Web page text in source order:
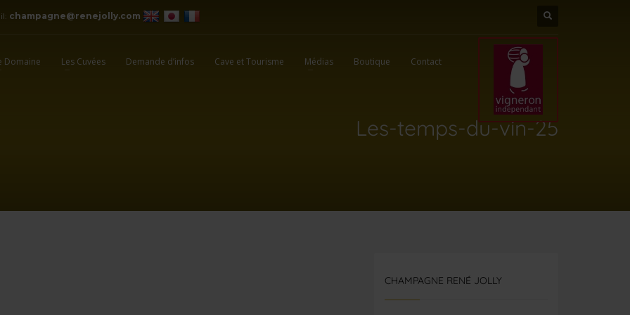
champagne@renejolly.com
Domaine Les Cuvées Demande d’infos Cave et Tourisme Médias Boutique Contact
Les-temps-du-vin-25
CHAMPAGNE RENÉ JOLLY